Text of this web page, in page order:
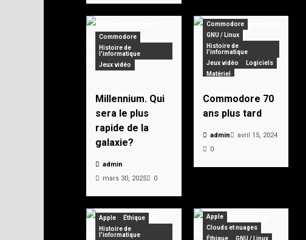
Commodore
Histoire de
l'informatique
Jeux vidéo
Millennium. Qui
sera le plus
rapide de la
galaxie?
admin
mars 30, 2025
0
Commodore
GNU / Linux
Histoire de
l'informatique
Jeux vidéo
Logiciels
Matériel
Pionniers
Vintage
Commodore 70
ans plus tard
admin
avril 15, 2024
0
Apple
Éthique
Histoire de
l'informatique
Apple
Clouds et nuages
Éthique
GNU / Linux